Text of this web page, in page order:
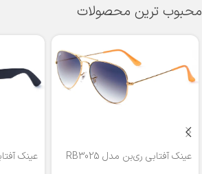
محبوب ترین محصولات
عینک آفتابی ری‌بن مدل RB3025